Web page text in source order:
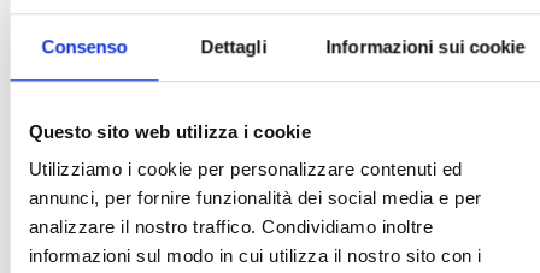
Consenso Dettagli Informazioni sui cookie
Questo sito web utilizza i cookie
Utilizziamo i cookie per personalizzare contenuti ed
annunci, per fornire funzionalità dei social media e per
analizzare il nostro traffico. Condividiamo inoltre
informazioni sul modo in cui utilizza il nostro sito con i
Nudaproprietà
Prezzi Case
Prima Casa
Proprietari Casa
Ruderi
Sicurezza
Sommerso
Sunia
Trasferimenti
Treviso
Valore Case